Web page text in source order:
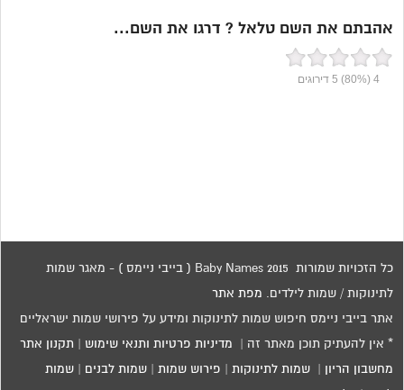
אהבתם את השם טלאל ? דרגו את השם...
4
(80%)
5דירוגים
כל הזכויות שמורות 2015 Baby Names ( בייבי ניימס ) - מאגר שמות
לתינוקות / שמות לילדים. מפת אתר
אתר בייבי ניימס חיפוש שמות לתינוקות ומידע על פירושי שמות ישראליים
* אין להעתיק תוכן מאתר זה | מדיניות פרטיות ותנאי שימוש תקנון אתר
מחשבון הריון |שמות לתינוקות פירוש שמות |שמות לבנים |שמות